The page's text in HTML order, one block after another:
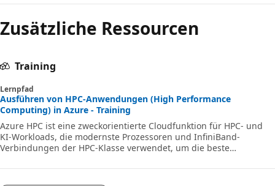
Zusätzliche Ressourcen
Training
Lernpfad
Ausführen von HPC-Anwendungen (High Performance
Computing) in Azure - Training
Azure HPC ist eine zweckorientierte Cloudfunktion für HPC- und
KI-Workloads, die modernste Prozessoren und InfiniBand-
Verbindungen der HPC-Klasse verwendet, um die beste
erzielen. Mit Azure HPC können Benutzer Innovationen,